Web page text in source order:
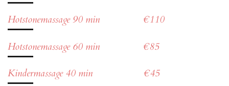
Hotstonemassage 90 min €110
Hotstonemassage 60 min €85
Kindermassage 40 min €45